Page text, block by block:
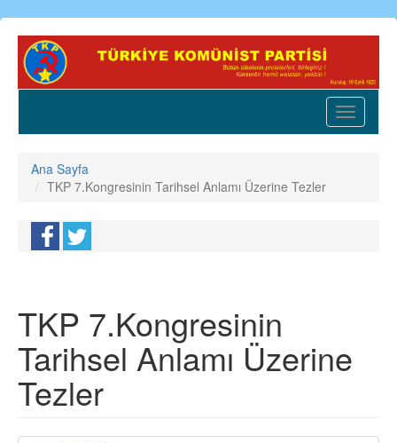
Ana
içeriğe
Toggle
Ana Sayfa
TKP 7.Kongresinin Tarihsel Anlamı Üzerine Tezler
TKP 7.Kongresinin
Tarihsel Anlamı Üzerine
Tezler